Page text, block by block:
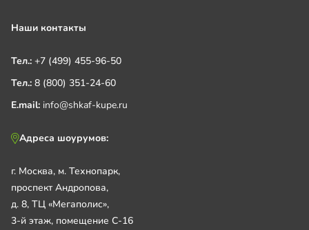
Наши контакты
Тел.: +7 (499) 455-96-50
Тел.: 8 (800) 351-24-60
E.mail: info@shkaf-kupe.ru
Адреса шоурумов:
г. Москва, м. Технопарк,
проспект Андропова,
д. 8, ТЦ «Мегаполис»,
3-й этаж, помещение С-16